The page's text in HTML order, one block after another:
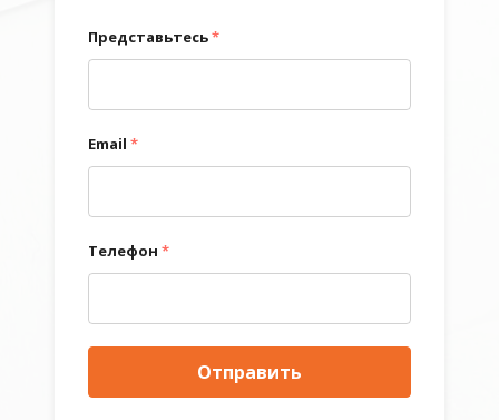
Представьтесь*
Email *
Телефон *
Отправить